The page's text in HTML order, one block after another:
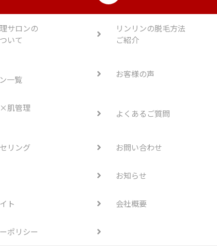
サロンの
いて
リンリンの脱毛方法
ご紹介
一覧
お客様の声
肌管理
よくあるご質問
リング お問い合わせ
お知らせ
ト 会社概要
ポリシー